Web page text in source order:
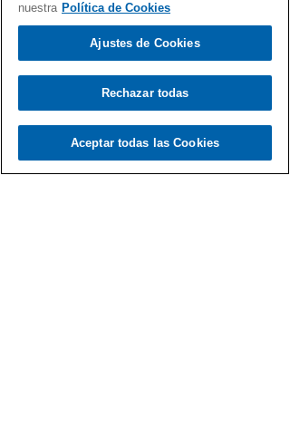
Load video
Fernando Martín
nuestra Política de Cookies
Ajustes de Cookies
Rechazar todas
Aceptar todas las Cookies